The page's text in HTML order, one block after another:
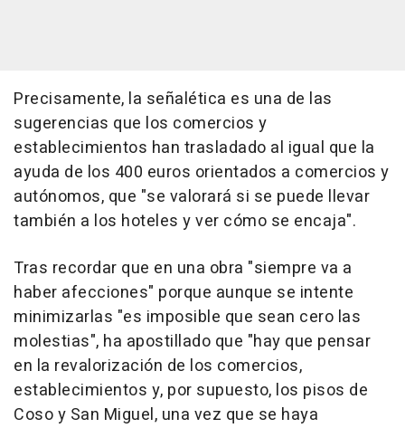
Precisamente, la señalética es una de las
sugerencias que los comercios y
establecimientos han trasladado al igual que la
ayuda de los 400 euros orientados a comercios y
autónomos, que "se valorará si se puede llevar
también a los hoteles y ver cómo se encaja".
Tras recordar que en una obra "siempre va a
haber afecciones" porque aunque se intente
minimizarlas "es imposible que sean cero las
molestias", ha apostillado que "hay que pensar
en la revalorización de los comercios,
establecimientos y, por supuesto, los pisos de
Coso y San Miguel, una vez que se haya